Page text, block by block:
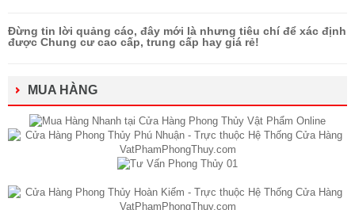
Đừng tin lời quảng cáo, đây mới là nhưng tiêu chí để xác định
được Chung cư cao cấp, trung cấp hay giá rẻ!
MUA HÀNG